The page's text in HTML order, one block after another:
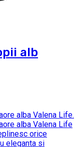
alb
alba Valena Life.
alba Valena Life
orice
eleganta si